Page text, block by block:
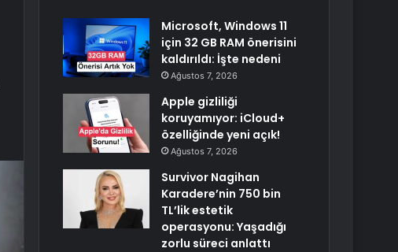
Microsoft, Windows 11
için 32 GB RAM önerisini
kaldırıldı: İşte nedeni
Ağustos 7, 2026
Apple gizliliği
koruyamıyor: iCloud+
özelliğinde yeni açık!
Ağustos 7, 2026
Survivor Nagihan
Karadere’nin 750 bin
TL’lik estetik
operasyonu: Yaşadığı
zorlu süreci anlattı